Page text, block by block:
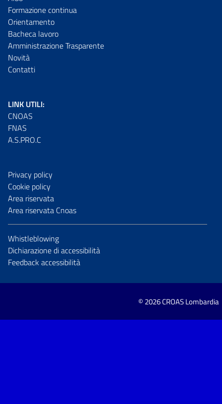
Formazione continua
Orientamento
Bacheca lavoro
Amministrazione Trasparente
Novità
Contatti
LINK UTILI:
CNOAS
FNAS
A.S.PRO.C
Privacy policy
Cookie policy
Area riservata
Area riservata Cnoas
Whistleblowing
Dichiarazione di accessibilità
Feedback accessibilità
© 2026 CROAS Lombardia